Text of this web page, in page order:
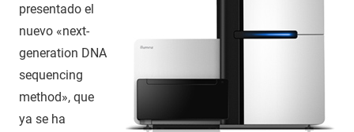
presentado el
nuevo «next-
generation DNA
sequencing
method», que
ya se ha